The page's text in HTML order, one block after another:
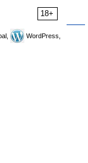
18+
WordPress,